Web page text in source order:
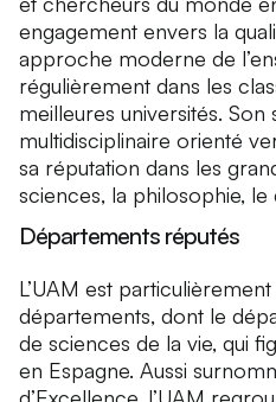
engagement envers la
approche moderne de
régulièrement dans les
meilleures universités. Son
multidisciplinaire orienté
sa réputation dans les
sciences, la philosophie, le
Départements réputés
L’UAM est
départements, dont le
de sciences de la vie, qui
en Espagne. Aussi